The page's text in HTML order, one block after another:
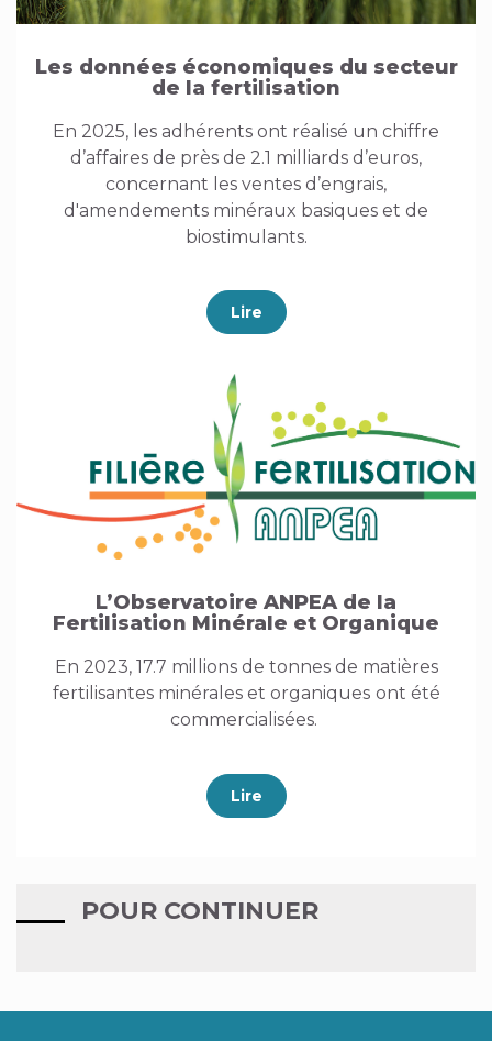
Les données économiques du secteur
de la fertilisation
En 2025, les adhérents ont réalisé un chiffre
d’affaires de près de 2.1 milliards d’euros,
concernant les ventes d’engrais,
d'amendements minéraux basiques et de
biostimulants.
Lire
L’Observatoire ANPEA de la
Fertilisation Minérale et Organique
En 2023, 17.7 millions de tonnes de matières
fertilisantes minérales et organiques ont été
commercialisées.
Lire
POUR CONTINUER